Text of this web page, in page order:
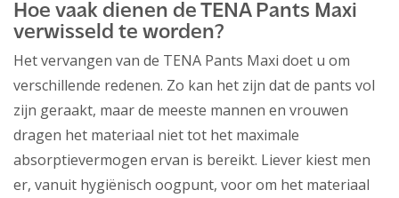
Hoe vaak dienen de TENA Pants Maxi
verwisseld te worden?
Het vervangen van de TENA Pants Maxi doet u om
verschillende redenen. Zo kan het zijn dat de pants vol
zijn geraakt, maar de meeste mannen en vrouwen
dragen het materiaal niet tot het maximale
absorptievermogen ervan is bereikt. Liever kiest men
er, vanuit hygiënisch oogpunt, voor om het materiaal